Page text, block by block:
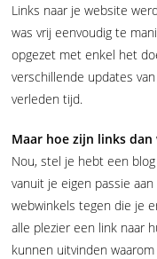
Links naar je website
was vrij eenvoudig te
opgezet met enkel het
verschillende updates
verleden tijd.
Maar hoe zijn links dan
Nou, stel je hebt een
vanuit je eigen passie
webwinkels tegen die je
alle plezier een link naar
kunnen uitvinden